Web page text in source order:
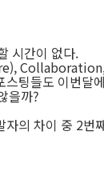
시간이 없다.
팅들도 이번달
을까?
의 차이 중 2번